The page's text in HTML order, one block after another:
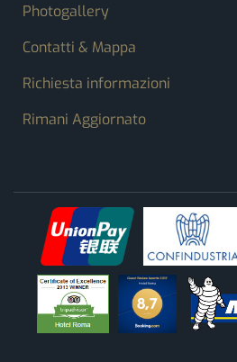
Photogallery
Contatti & Mappa
Richiesta informazioni
Rimani Aggiornato